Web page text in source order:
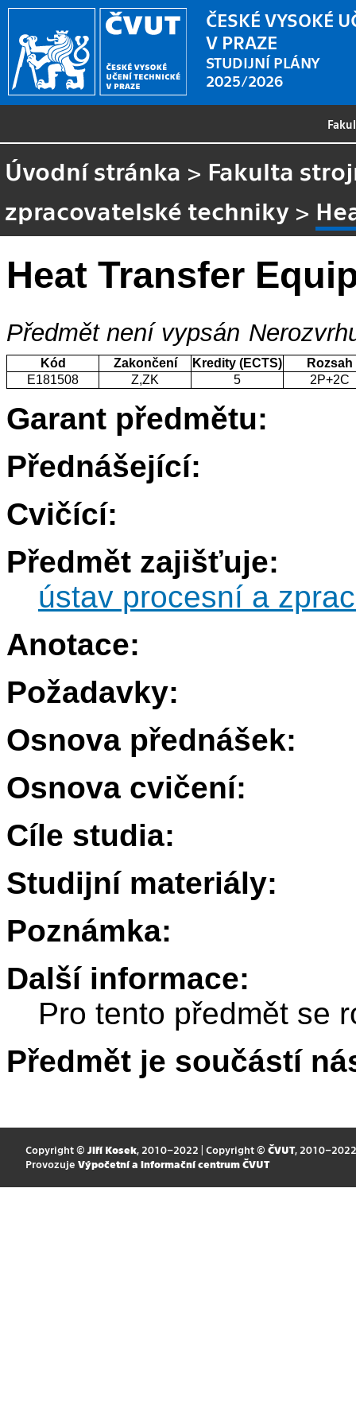
ČESKÉ VYSOKÉ
V PRAZE
STUDIJNÍ PLÁNY
2025/2026
Úvodní stránka > Fakulta
zpracovatelské techniky >
Heat Transfer
Předmět není vypsán
Kód Zakončení Kredity (ECTS)
Rozsah
E181508
Z,ZK 5 2P+2C
Garant předmětu:
Přednášející:
Cvičící:
Předmět zajišťuje:
ústav procesní a
Anotace:
Požadavky:
Osnova přednášek:
Osnova cvičení:
Cíle studia:
Studijní materiály:
Poznámka:
Další informace:
Pro tento předmět se
Předmět je součástí
Copyright © Jiří Kosek, 2010–2022 | Copyright © ČVUT, 2010–2022
Provozuje Výpočetní a informační centrum ČVUT